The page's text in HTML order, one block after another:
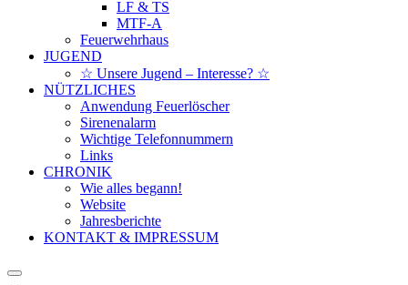
LF & TS
MTF-A
Feuerwehrhaus
JUGEND
☆ Unsere Jugend – Interesse? ☆
NÜTZLICHES
Anwendung Feuerlöscher
Sirenenalarm
Wichtige Telefonnummern
Links
CHRONIK
Wie alles begann!
Website
Jahresberichte
KONTAKT & IMPRESSUM